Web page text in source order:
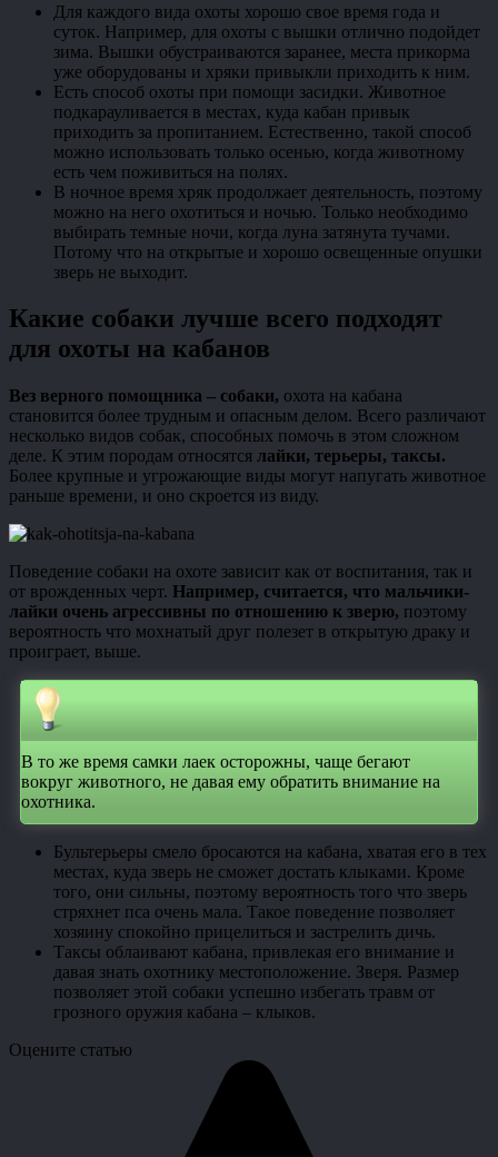
Для каждого вида охоты хорошо свое время года и
суток. Например, для охоты с вышки отлично подойдет
зима. Вышки обустраиваются заранее, места прикорма
уже оборудованы и хряки привыкли приходить к ним.
Есть способ охоты при помощи засидки. Животное
подкарауливается в местах, куда кабан привык
приходить за пропитанием. Естественно, такой способ
можно использовать только осенью, когда животному
есть чем поживиться на полях.
В ночное время хряк продолжает деятельность, поэтому
можно на него охотиться и ночью. Только необходимо
выбирать темные ночи, когда луна затянута тучами.
Потому что на открытые и хорошо освещенные опушки
зверь не выходит.
Какие собаки лучше всего подходят
для охоты на кабанов
Вез верного помощника – собаки, охота на кабана
становится более трудным и опасным делом. Всего различают
несколько видов собак, способных помочь в этом сложном
деле. К этим породам относятся лайки, терьеры, таксы.
Более крупные и угрожающие виды могут напугать животное
раньше времени, и оно скроется из виду.
Поведение собаки на охоте зависит как от воспитания, так и
от врожденных черт. Например, считается, что мальчики-
лайки очень агрессивны по отношению к зверю, поэтому
вероятность что мохнатый друг полезет в открытую драку и
проиграет, выше.
В то же время самки лаек осторожны, чаще бегают
вокруг животного, не давая ему обратить внимание на
охотника.
Бультерьеры смело бросаются на кабана, хватая его в тех
местах, куда зверь не сможет достать клыками. Кроме
того, они сильны, поэтому вероятность того что зверь
стряхнет пса очень мала. Такое поведение позволяет
хозяину спокойно прицелиться и застрелить дичь.
Таксы облаивают кабана, привлекая его внимание и
давая знать охотнику местоположение. Зверя. Размер
позволяет этой собаки успешно избегать травм от
грозного оружия кабана – клыков.
Оцените статью